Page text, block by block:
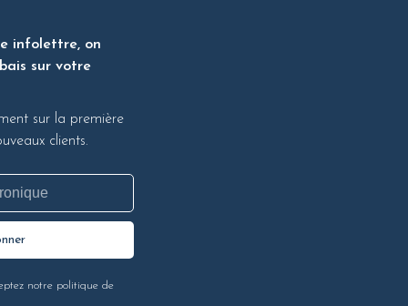
infolettre, on
sur votre
sur la première
clients.
notre politique de